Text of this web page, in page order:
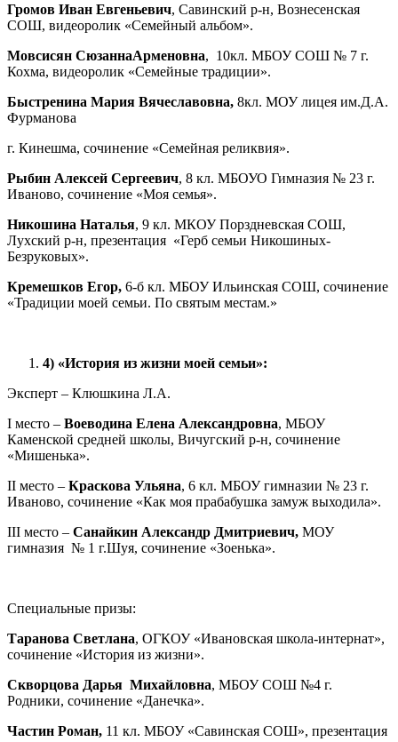
Громов Иван Евгеньевич, Савинский р-н, Вознесенская
СОШ, видеоролик «Семейный альбом».
Мовсисян СюзаннаАрменовна, 10кл. МБОУ СОШ № 7 г.
Кохма, видеоролик «Семейные традиции».
Быстренина Мария Вячеславовна, 8кл. МОУ лицея им.Д.А.
Фурманова
г. Кинешма, сочинение «Семейная реликвия».
Рыбин Алексей Сергеевич, 8 кл. МБОУО Гимназия № 23 г.
Иваново, сочинение «Моя семья».
Никошина Наталья, 9 кл. МКОУ Порздневская СОШ,
Лухский р-н, презентация «Герб семьи Никошиных-
Безруковых».
Кремешков Егор, 6-б кл. МБОУ Ильинская СОШ, сочинение
«Традиции моей семьи. По святым местам.»
4) «История из жизни моей семьи»:
Эксперт – Клюшкина Л.А.
I место – Воеводина Елена Александровна, МБОУ
Каменской средней школы, Вичугский р-н, сочинение
«Мишенька».
II место – Краскова Ульяна, 6 кл. МБОУ гимназии № 23 г.
Иваново, сочинение «Как моя прабабушка замуж выходила».
III место – Санайкин Александр Дмитриевич, МОУ
гимназия № 1 г.Шуя, сочинение «Зоенька».
Специальные призы:
Таранова Светлана, ОГКОУ «Ивановская школа-интернат»,
сочинение «История из жизни».
Скворцова Дарья Михайловна, МБОУ СОШ №4 г.
Родники, сочинение «Данечка».
Частин Роман, 11 кл. МБОУ «Савинская СОШ», презентация